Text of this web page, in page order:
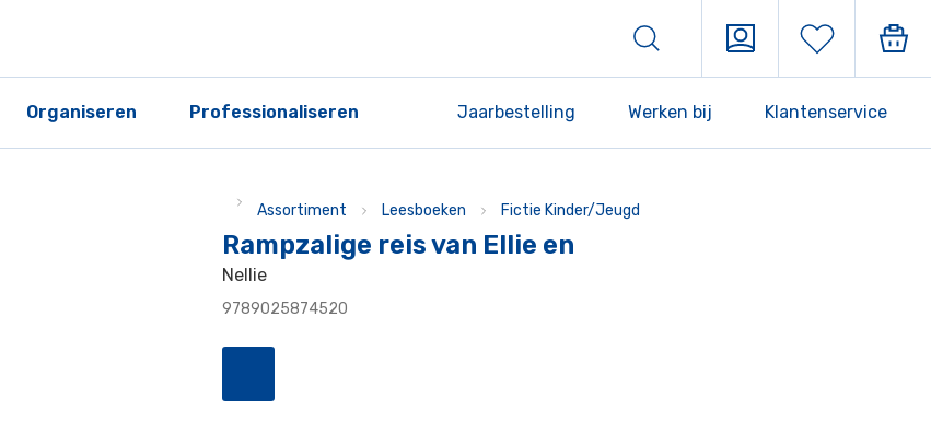
Organiseren Professionaliseren Jaarbestelling Werken bij Klantenservice
Assortiment Leesboeken Fictie Kinder/Jeugd
Rampzalige reis van Ellie en
Nellie
9789025874520